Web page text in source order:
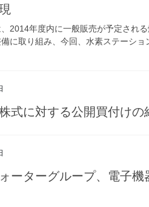
2014年度内に一般販売が予定され
備に取り組み、今回、水素ステーシ
式に対する公開買付け
ーターグループ、電子